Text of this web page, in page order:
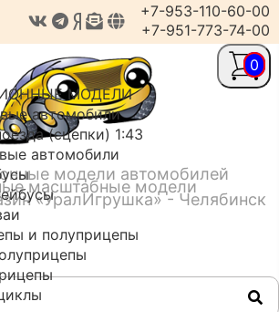
модели автомобилей
масштабные модели
«УралИгрушка» - Челябинск
+7-953-110-60-00
+7-951-773-74-00
МОДЕЛИ
автомобили
(сцепки) 1:43
автомобили
и полуприцепы
0